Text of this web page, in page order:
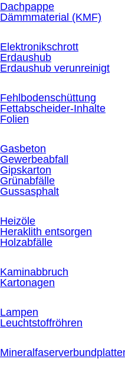
Dachpappe
Dämmmaterial (KMF)
Elektronikschrott
Erdaushub
Erdaushub verunreinigt
Fehlbodenschüttung
Fettabscheider-Inhalte
Folien
Gasbeton
Gewerbeabfall
Gipskarton
Grünabfälle
Gussasphalt
Heizöle
Heraklith entsorgen
Holzabfälle
Kaminabbruch
Kartonagen
Lampen
Leuchtstoffröhren